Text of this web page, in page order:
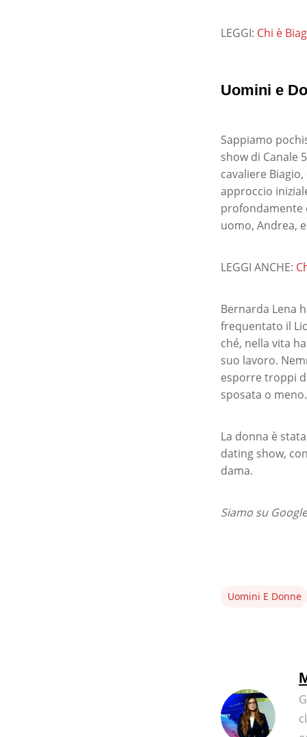
LEGGI: Chi è
Uomini e
Sappiamo
show di Canale
cavaliere
approccio
profondamente
uomo, Andrea,
LEGGI ANCHE:
Bernarda Lena
frequentato il
ché, nella vita
suo lavoro.
esporre troppi
sposata o meno.
La donna è
dating show,
dama.
Siamo su
Uomini E Donne